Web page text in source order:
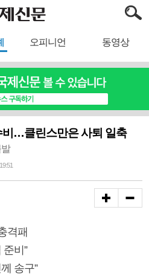
오피니언 동영상
비…클린스만은 사퇴 일축
격패
비”
송구”